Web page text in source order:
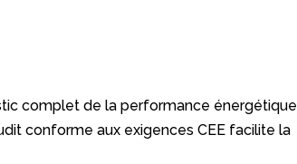
complet de la performance énergétique
conforme aux exigences CEE facilite la